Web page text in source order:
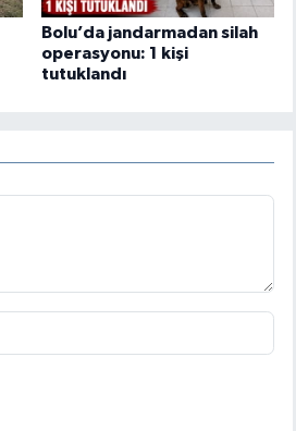
Bolu’da jandarmadan silah
operasyonu: 1 kişi
tutuklandı